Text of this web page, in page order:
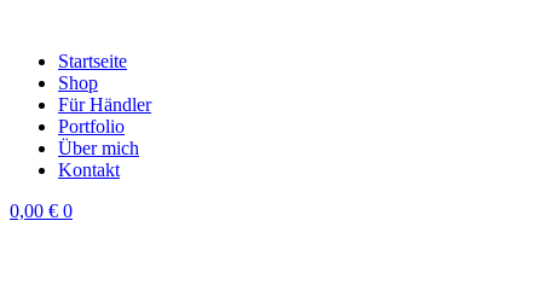
Startseite
Shop
Für Händler
Portfolio
Über mich
Kontakt
0,00 € 0